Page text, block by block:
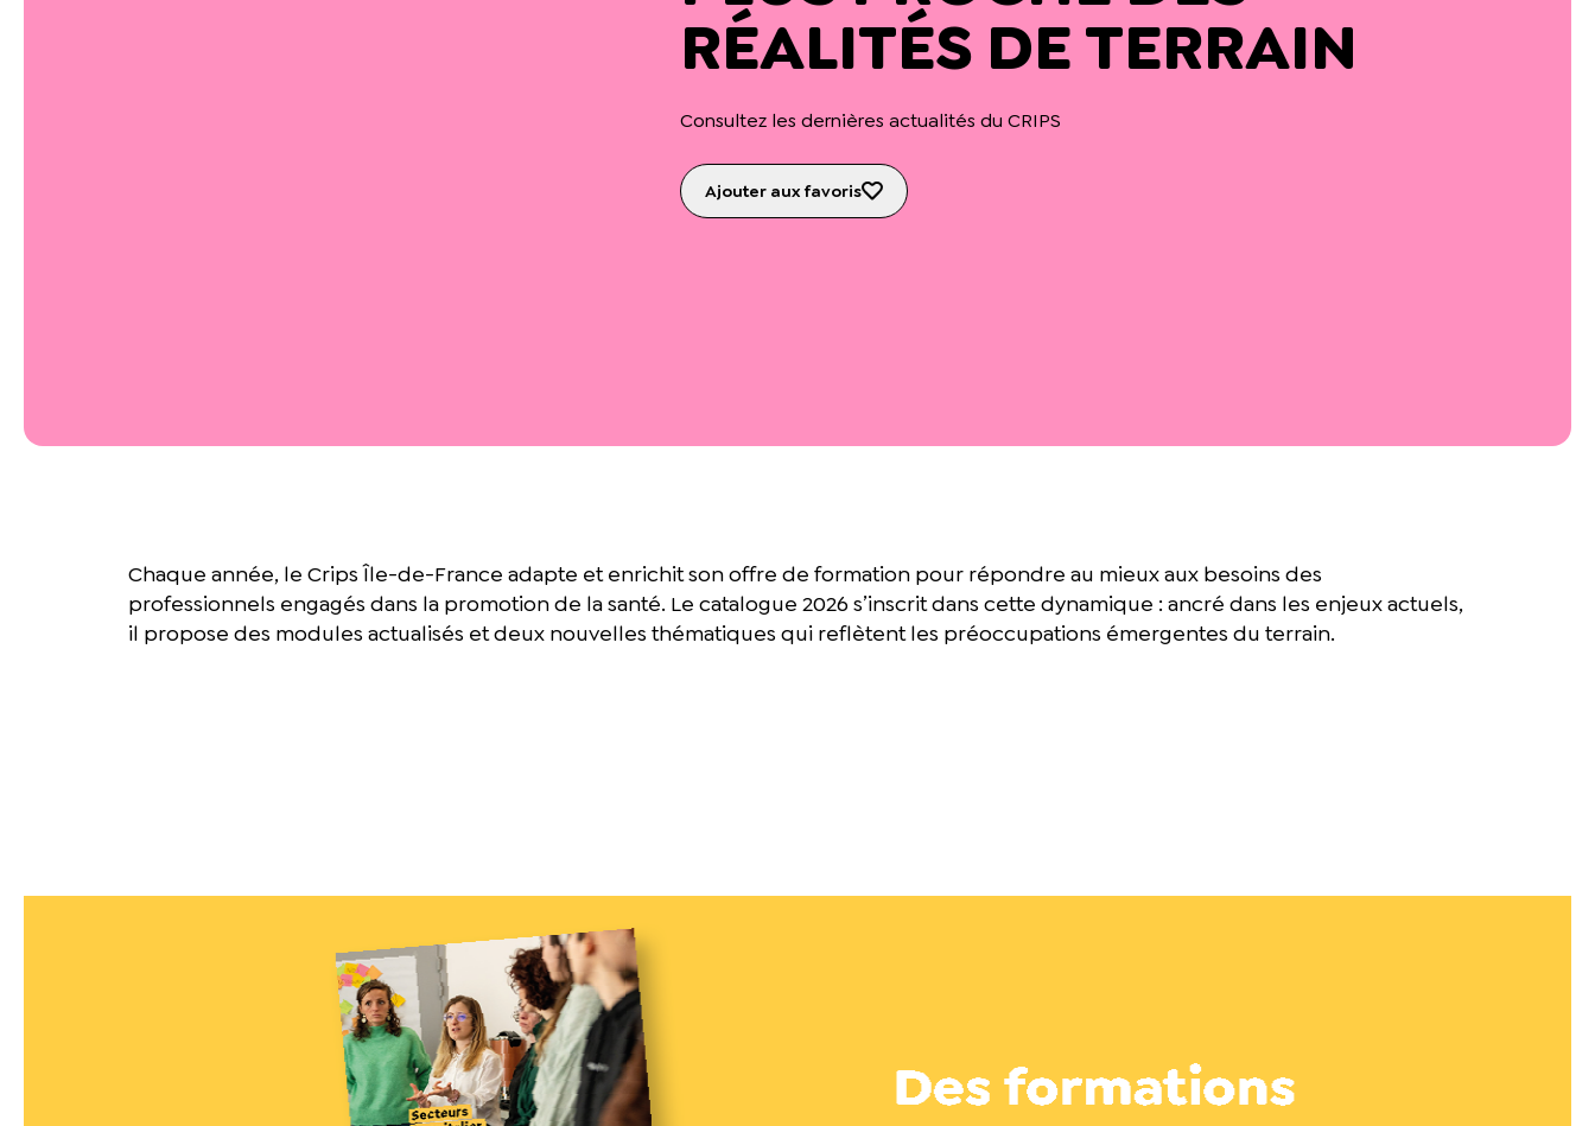
RÉALITÉS DE TERRAIN
Consultez les dernières actualités du CRIPS
Ajouter aux favoris
Chaque année, le Crips Île-de-France adapte et enrichit son offre de formation pour répondre au mieux aux besoins des
professionnels engagés dans la promotion de la santé. Le catalogue 2026 s’inscrit dans cette dynamique : ancré dans les enjeux actuels,
il propose des modules actualisés et deux nouvelles thématiques qui reflètent les préoccupations émergentes du terrain.